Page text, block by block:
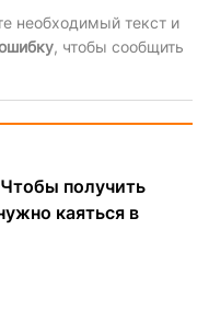
необходимый текст и
, чтобы сообщить
получить
каяться в